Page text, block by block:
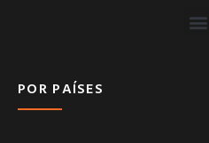
POR PAÍSES